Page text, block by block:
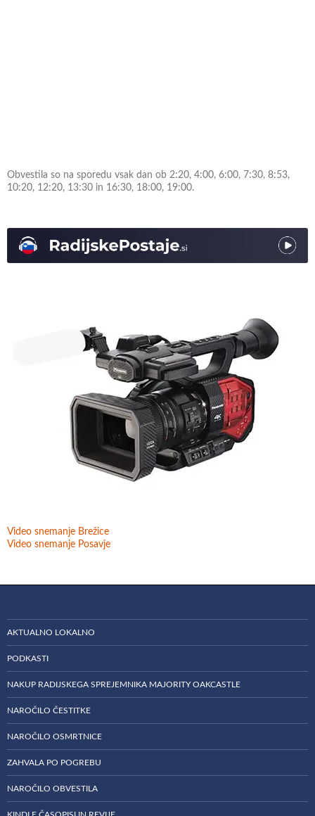
Obvestila so na sporedu vsak dan ob 2:20, 4:00, 6:00, 7:30, 8:53,
10:20, 12:20, 13:30 in 16:30, 18:00, 19:00.
Video snemanje Brežice
Video snemanje Posavje
AKTUALNO LOKALNO
PODKASTI
NAKUP RADIJSKEGA SPREJEMNIKA MAJORITY OAKCASTLE
NAROČILO ČESTITKE
NAROČILO OSMRTNICE
ZAHVALA PO POGREBU
NAROČILO OBVESTILA